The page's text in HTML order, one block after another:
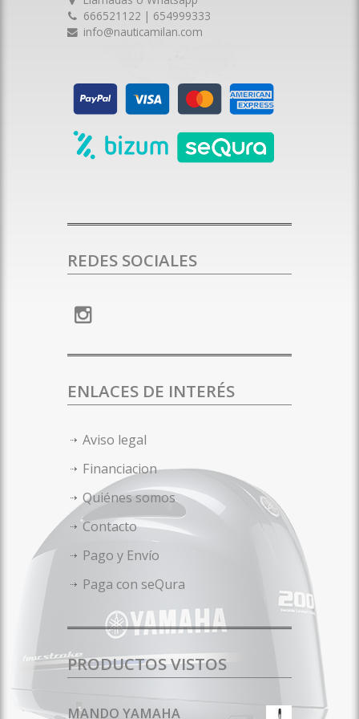
666521122 | 654999333
info@nauticamilan.com
REDES SOCIALES
ENLACES DE INTERÉS
Aviso legal
Financiacion
Quiénes somos
Contacto
Pago y Envío
Paga con seQura
PRODUCTOS VISTOS
MANDO YAMAHA